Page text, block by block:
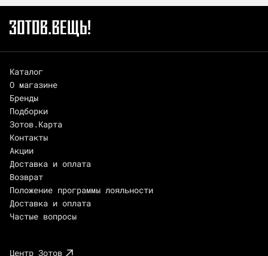
Каталог
О магазине
Бренды
Подборки
Зотов.Карта
Контакты
Акции
Доставка и оплата
Возврат
Положение программы лояльности
Доставка и оплата
Частые вопросы
Центр Зотов